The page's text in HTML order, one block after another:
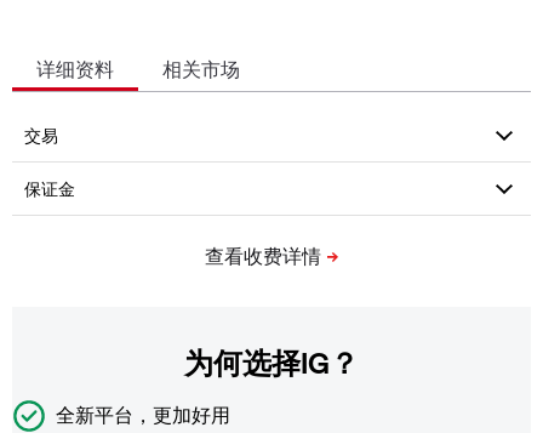
详细资料 相关市场
为何选择IG？
全新平台，更加好用